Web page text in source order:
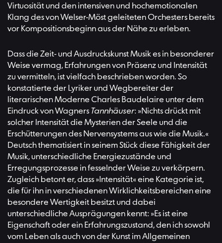
Virtuosität und den intensiven und hochemotionalen
Klang des von Welser-Möst geleiteten Orchesters bereits
vor Kompositionsbeginn aus der Nähe zu erleben.
Dass die Zeit- und Ausdruckskunst Musik es in besonderer
Weise vermag, Erfahrungen von Präsenz und Intensität
zu vermitteln, ist vielfach beschrieben worden. So
konstatierte der Lyriker und Wegbereiter der
literarischen Moderne Charles Baudelaire unter dem
Eindruck von Wagners Tannhäuser: »Nichts drückt mit
solcher Intensität die Mysterien der Seele und die
Erschütterungen des Nervensystems aus wie die Musik.«
Deutsch thematisiert in seinem Stück diese Fähigkeit der
Musik, unterschiedliche Energiezustände und
Erregungsprozesse in fesselnder Weise zu verkörpern.
Zugleich betont er, dass »Intensität« eine Kategorie ist,
die für ihn in verschiedenen Wirklichkeitsbereichen eine
besondere Wertigkeit besitzt und dabei
unterschiedliche Ausprägungen kennt: »Es ist eine
Eigenschaft oder ein Erfahrungszustand, den ich sowohl
vom Leben als auch von der Kunst im Allgemeinen